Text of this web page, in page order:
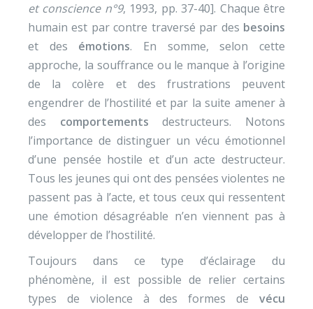
et conscience n°9, 1993, pp. 37-40]. Chaque être
humain est par contre traversé par des besoins
et des émotions. En somme, selon cette
approche, la souffrance ou le manque à l’origine
de la colère et des frustrations peuvent
engendrer de l’hostilité et par la suite amener à
des comportements destructeurs. Notons
l’importance de distinguer un vécu émotionnel
d’une pensée hostile et d’un acte destructeur.
Tous les jeunes qui ont des pensées violentes ne
passent pas à l’acte, et tous ceux qui ressentent
une émotion désagréable n’en viennent pas à
développer de l’hostilité.
Toujours dans ce type d’éclairage du
phénomène, il est possible de relier certains
types de violence à des formes de vécu